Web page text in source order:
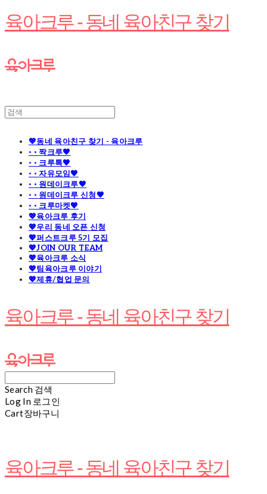
육아크루 - 동네 육아친구 찾기
💖동네 육아친구 찾기 - 육아크루
· · 짝크루🧡
· · 크루톡🧡
· · 자유모임🧡
· · 원데이크루🧡
· · 원데이크루 신청🧡
· · 크루마켓🧡
💖육아크루 후기
💖우리 동네 오픈 신청
💖퍼스트크루 5기 모집
💖JOIN OUR TEAM
💖육아크루 소식
💖팀육아크루 이야기
💖제휴/협업 문의
육아크루 - 동네 육아친구 찾기
Search 검색
Log In 로그인
Cart장바구니
육아크루 - 동네 육아친구 찾기